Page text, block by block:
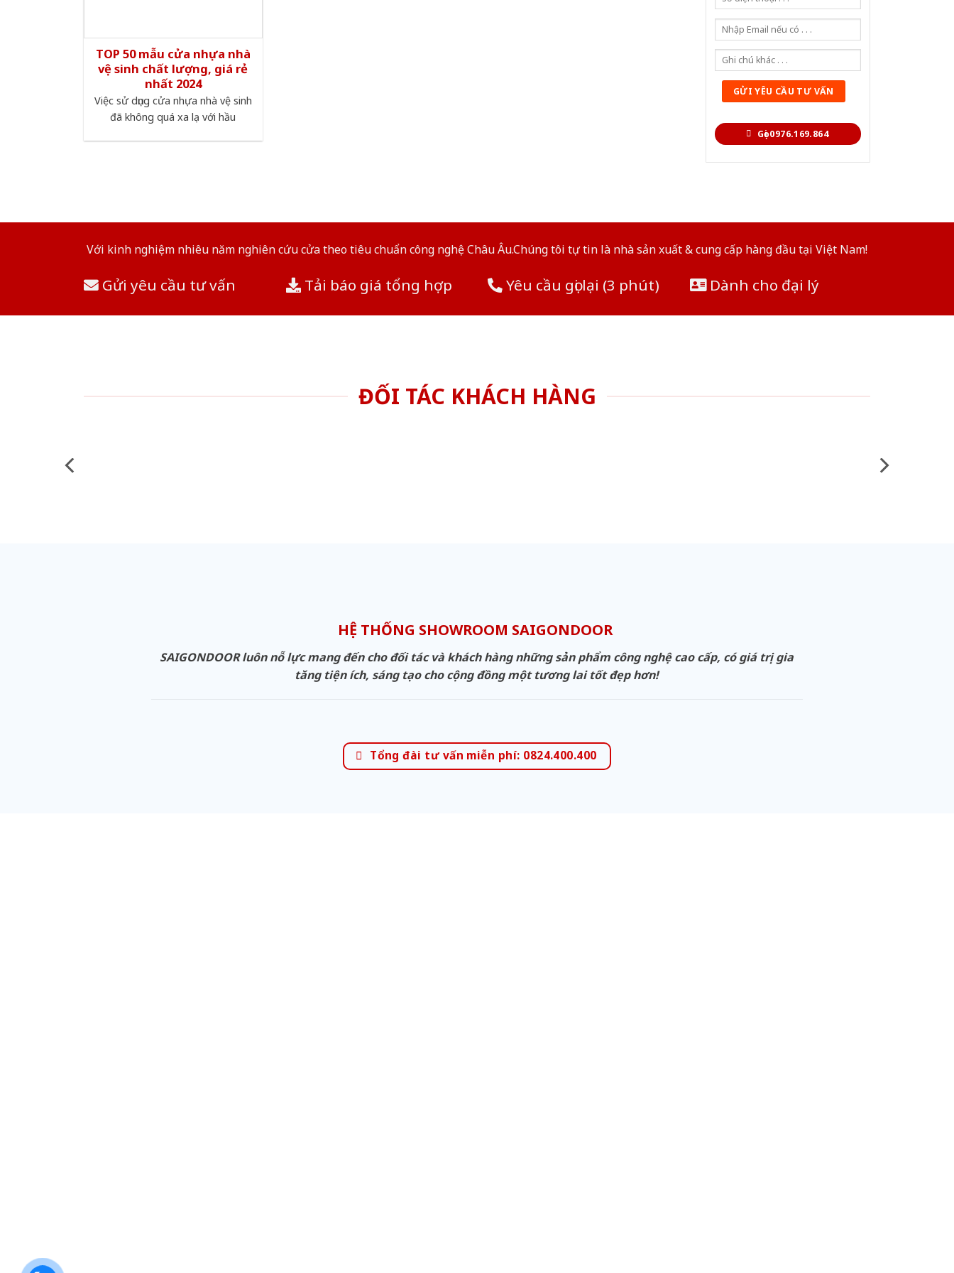
TOP 50 mẫu cửa nhựa nhà
vệ sinh chất lượng, giá rẻ
nhất 2024
Việc sử dụng cửa nhựa nhà vệ sinh
đã không quá xa lạ với hầu
Gọi 0976.169.864
Với kinh nghiệm nhiêu năm nghiên cứu cửa theo tiêu chuẩn công nghệ Châu Âu.Chúng tôi tự tin là nhà sản xuất & cung cấp hàng đầu tại Việt Nam!
Gửi yêu cầu tư vấn Tải báo giá tổng hợp Yêu cầu gọi lại (3 phút) Dành cho đại lý
ĐỐI TÁC KHÁCH HÀNG
HỆ THỐNG SHOWROOM SAIGONDOOR
SAIGONDOOR luôn nỗ lực mang đến cho đối tác và khách hàng những sản phẩm công nghệ cao cấp, có giá trị gia
tăng tiện ích, sáng tạo cho cộng đồng một tương lai tốt đẹp hơn!
Tổng đài tư vấn miễn phí: 0824.400.400